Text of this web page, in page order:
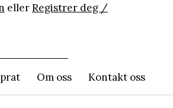
ellerRegistrer deg /
Om oss Kontakt oss